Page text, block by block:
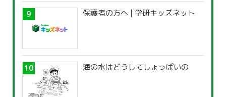
保護者の方へ | 学研キッズネット
海の水はどうしてしょっぱいの